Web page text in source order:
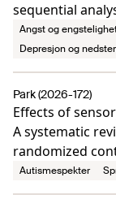
sequential
Angst og
Depresjon og
Effects of
A systematic
randomized
Park (2026-172)
Autismespekter